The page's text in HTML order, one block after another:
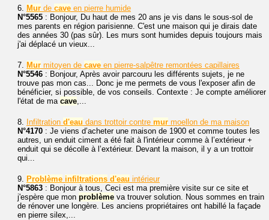
6. Mur de cave en pierre humide
N°5565 : Bonjour, Du haut de mes 20 ans je vis dans le sous-sol de
mes parents en région parisienne. C'est une maison qui je dirais date
des années 30 (pas sûr). Les murs sont humides depuis toujours mais
j'ai déplacé un vieux...
7. Mur mitoyen de cave en pierre-salpêtre remontées capillaires
N°5546 : Bonjour, Après avoir parcouru les différents sujets, je ne
trouve pas mon cas... Donc je me permets de vous l'exposer afin de
bénéficier, si possible, de vos conseils. Contexte : Je compte améliorer
l'état de ma cave,...
8. Infiltration d'eau dans trottoir contre mur moellon de ma maison
N°4170 : Je viens d’acheter une maison de 1900 et comme toutes les
autres, un enduit ciment a été fait à l'intérieur comme à l’extérieur +
enduit qui se décolle à l’extérieur. Devant la maison, il y a un trottoir
qui...
9. Problème infiltrations d'eau intérieur
N°5863 : Bonjour à tous, Ceci est ma première visite sur ce site et
j'espère que mon problème va trouver solution. Nous sommes en train
de rénover une longère. Les anciens propriétaires ont habillé la façade
en pierre silex,...